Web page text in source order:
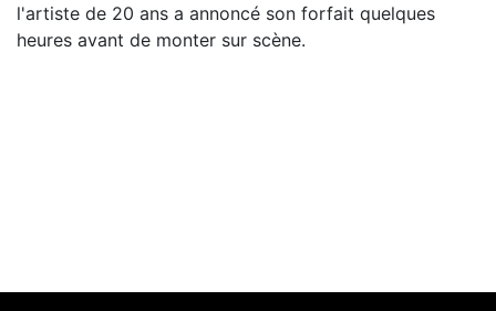
l'artiste de 20 ans a annoncé son forfait quelques
heures avant de monter sur scène.